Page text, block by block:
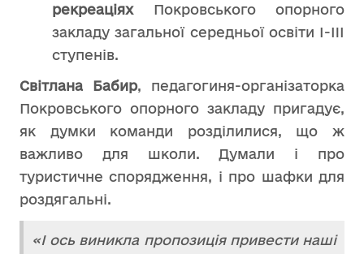
рекреаціях Покровського опорного
закладу загальної середньої освіти І-III
ступенів.
Світлана Бабир, педагогиня-організаторка
Покровського опорного закладу пригадує,
як думки команди розділилися, що ж
важливо для школи. Думали і про
туристичне спорядження, і про шафки для
роздягальні.
«І ось виникла пропозиція привести наші